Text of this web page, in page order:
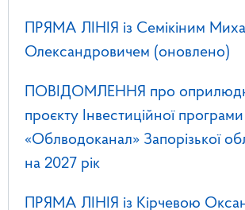
ПРЯМА ЛІНІЯ із Семікіним
Олександровичем (оновлено)
ПОВІДОМЛЕННЯ про
проєкту Інвестиційної
«Облводоканал» Запорізької
на 2027 рік
ПРЯМА ЛІНІЯ із Кірчевою